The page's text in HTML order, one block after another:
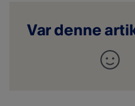
Var denne